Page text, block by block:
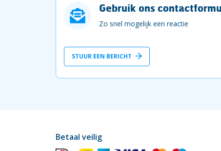
Gebruik ons
Zo snel mogelijk een reactie
STUUR EEN BERICHT
Betaal veilig